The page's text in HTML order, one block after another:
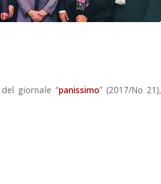
del giornale “panissimo” (2017/No 21),